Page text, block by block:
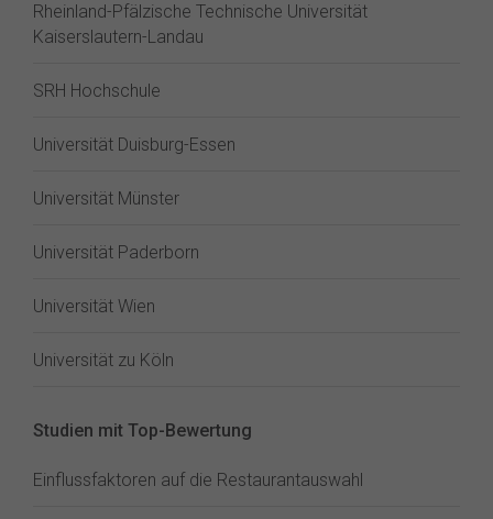
Rheinland-Pfälzische Technische Universität
Kaiserslautern-Landau
SRH Hochschule
Universität Duisburg-Essen
Universität Münster
Universität Paderborn
Universität Wien
Universität zu Köln
Studien mit Top-Bewertung
Einflussfaktoren auf die Restaurantauswahl